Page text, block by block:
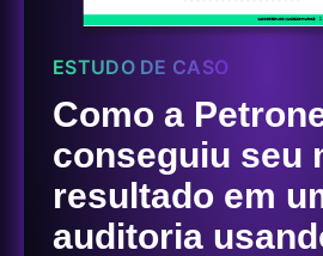
ESTUDO DE CASO
Como a
conseguiu seu
resultado em
auditoria